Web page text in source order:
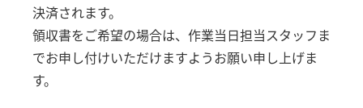
決済されます。
領収書をご希望の場合は、作業当日担当スタッフま
でお申し付けいただけますようお願い申し上げま
す。